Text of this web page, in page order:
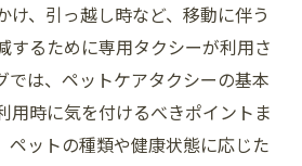
け、引っ越し時など、移動に伴う
するために専用タクシーが利用さ
では、ペットケアタクシーの基本
用時に気を付けるべきポイントま
ペットの種類や健康状態に応じた